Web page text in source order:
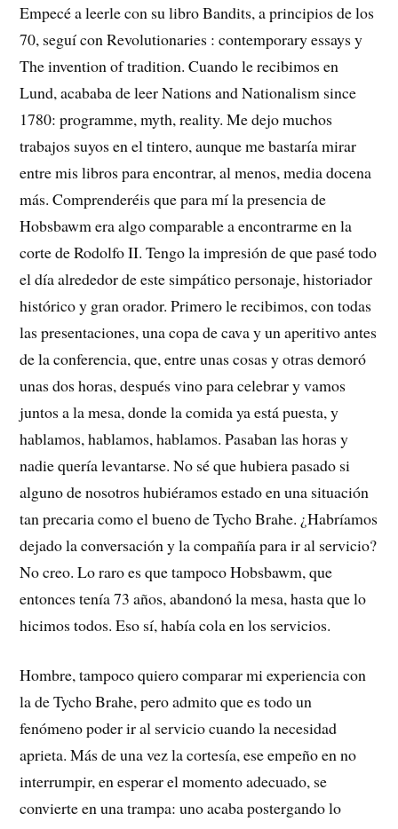
Empecé a leerle con su libro Bandits, a principios de los
70, seguí con Revolutionaries : contemporary essays y
The invention of tradition. Cuando le recibimos en
Lund, acababa de leer Nations and Nationalism since
1780: programme, myth, reality. Me dejo muchos
trabajos suyos en el tintero, aunque me bastaría mirar
entre mis libros para encontrar, al menos, media docena
más. Comprenderéis que para mí la presencia de
Hobsbawm era algo comparable a encontrarme en la
corte de Rodolfo II. Tengo la impresión de que pasé todo
el día alrededor de este simpático personaje, historiador
histórico y gran orador. Primero le recibimos, con todas
las presentaciones, una copa de cava y un aperitivo antes
de la conferencia, que, entre unas cosas y otras demoró
unas dos horas, después vino para celebrar y vamos
juntos a la mesa, donde la comida ya está puesta, y
hablamos, hablamos, hablamos. Pasaban las horas y
nadie quería levantarse. No sé que hubiera pasado si
alguno de nosotros hubiéramos estado en una situación
tan precaria como el bueno de Tycho Brahe. ¿Habríamos
dejado la conversación y la compañía para ir al servicio?
No creo. Lo raro es que tampoco Hobsbawm, que
entonces tenía 73 años, abandonó la mesa, hasta que lo
hicimos todos. Eso sí, había cola en los servicios.
Hombre, tampoco quiero comparar mi experiencia con
la de Tycho Brahe, pero admito que es todo un
fenómeno poder ir al servicio cuando la necesidad
aprieta. Más de una vez la cortesía, ese empeño en no
interrumpir, en esperar el momento adecuado, se
convierte en una trampa: uno acaba postergando lo